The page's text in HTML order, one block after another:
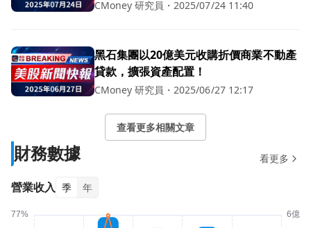
CMoney 研究員 ・ 2025/07/24 11:40
黑石集團以20億美元收購折價商業不動產
貸款，擴張資產配置！
CMoney 研究員 ・ 2025/06/27 12:17
查看更多相關文章
財務數據 看更多
營業收入 季 年